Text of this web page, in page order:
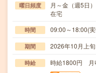
曜日頻度
月～金（週5日
在宅
時間 09:00～18:00(
期間 2026年10月上
時給 時給1800円 月